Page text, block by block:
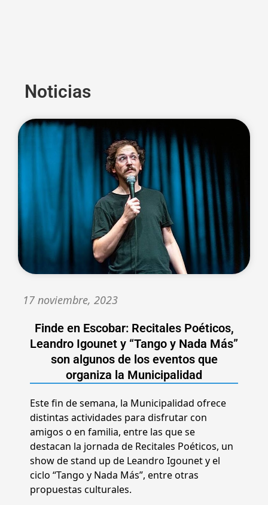
Noticias
17 noviembre, 2023
Finde en Escobar: Recitales Poéticos,
Leandro Igounet y “Tango y Nada Más”
son algunos de los eventos que
organiza la Municipalidad
Este fin de semana, la Municipalidad ofrece
distintas actividades para disfrutar con
amigos o en familia, entre las que se
destacan la jornada de Recitales Poéticos, un
show de stand up de Leandro Igounet y el
ciclo “Tango y Nada Más”, entre otras
propuestas culturales.